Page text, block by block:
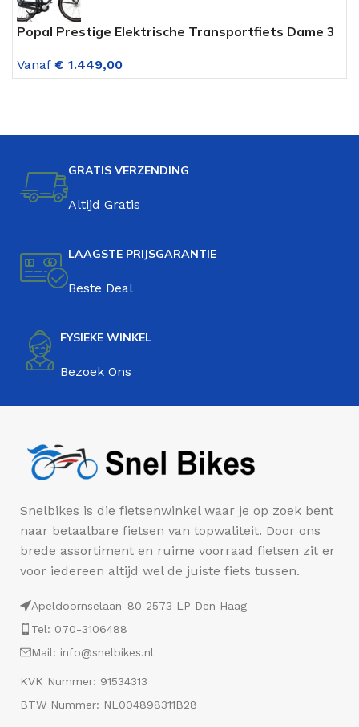
Popal Prestige Elektrische Transportfiets Dame 3
Vanaf € 1.449,00
GRATIS VERZENDING
Altijd Gratis
LAAGSTE PRIJSGARANTIE
Beste Deal
FYSIEKE WINKEL
Bezoek Ons
Snelbikes is die fietsenwinkel waar je op zoek bent
naar betaalbare fietsen van topwaliteit. Door ons
brede assortiment en ruime voorraad fietsen zit er
voor iedereen altijd wel de juiste fiets tussen.
Apeldoornselaan-80 2573 LP Den Haag
Tel: 070-3106488
Mail: info@snelbikes.nl
KVK Nummer: 91534313
BTW Nummer: NL004898311B28